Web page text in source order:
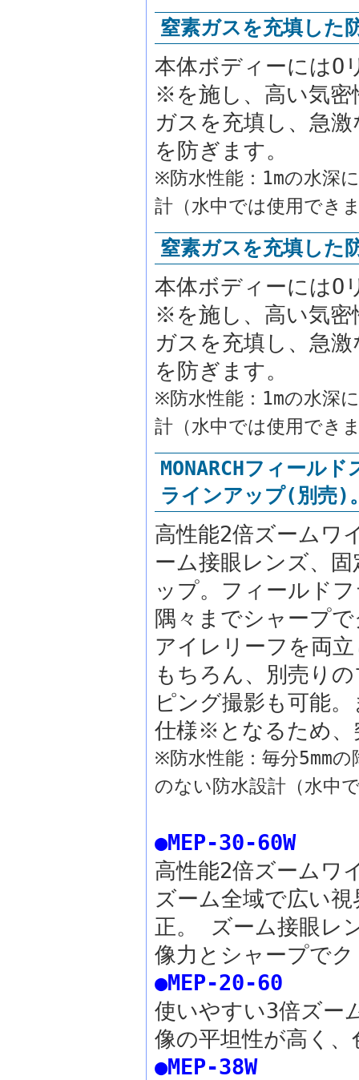
窒素ガスを充填した
本体ボディーにはO
※を施し、高い気密
ガスを充填し、急
を防ぎます。
※防水性能：1mの水深
計（水中では使用でき
窒素ガスを充填した
本体ボディーにはO
※を施し、高い気密
ガスを充填し、急
を防ぎます。
※防水性能：1mの水深
計（水中では使用でき
MONARCHフィール
ラインアップ(別売)
高性能2倍ズームワ
ーム接眼レンズ、
ップ。フィールド
隅々までシャープ
アイレリーフを両
もちろん、別売り
ピング撮影も可能
仕様※となるため、
※防水性能：毎分5mm
のない防水設計（水中
●MEP-30-60W
高性能2倍ズームワ
ズーム全域で広い
正。 ズーム接眼レ
像力とシャープで
●MEP-20-60
使いやすい3倍ズー
像の平坦性が高く
●MEP-38W